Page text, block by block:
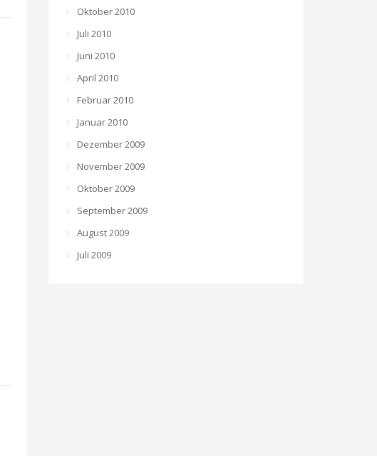
Oktober 2010
Juli 2010
Juni 2010
April 2010
Februar 2010
Januar 2010
Dezember 2009
November 2009
Oktober 2009
September 2009
August 2009
Juli 2009